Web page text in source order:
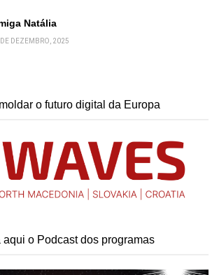
Natália
DEZEMBRO, 2025
o futuro digital da Europa
aqui o Podcast dos programas